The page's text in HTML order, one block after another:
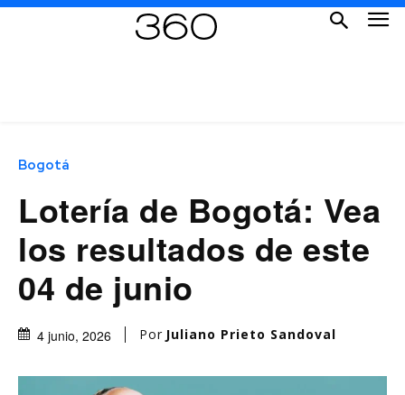
Bogotá
Lotería de Bogotá: Vea
los resultados de este
04 de junio
4 junio, 2026 Por Juliano Prieto Sandoval